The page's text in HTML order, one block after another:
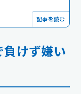
記事を読む
負けず嫌い